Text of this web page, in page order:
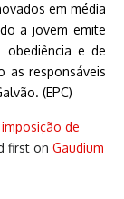
em média
a jovem emite
obediência e de
as responsáveis
(EPC)
de
first on Gaudium